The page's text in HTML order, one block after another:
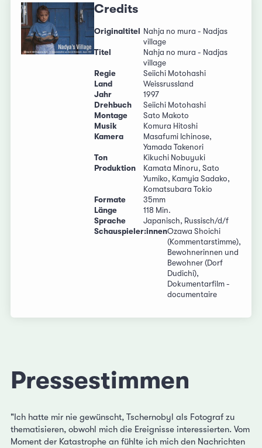
Credits
Originaltitel
Nahja no mura - Nadjas
village
Titel
Nahja no mura - Nadjas
village
Regie
Seiichi Motohashi
Land
Weissrussland
Jahr
1997
Drehbuch
Seiichi Motohashi
Montage
Sato Makoto
Musik
Komura Hitoshi
Kamera
Masafumi Ichinose,
Yamada Takenori
Ton
Kikuchi Nobuyuki
Produktion
Kamata Minoru, Sato
Yumiko, Kamyia Sadako,
Komatsubara Tokio
Formate
35mm
Länge
118 Min.
Sprache
Japanisch, Russisch/d/f
Schauspieler:innenOzawa Shoichi
(Kommentarstimme),
Bewohnerinnen und
Bewohner (Dorf
Dudichi),
Dokumentarfilm -
documentaire
Pressestimmen
"Ich hatte mir nie gewünscht, Tschernobyl als Fotograf zu
thematisieren, obwohl mich die Ereignisse interessierten. Vom
Moment der Katastrophe an fühlte ich mich den Nachrichten